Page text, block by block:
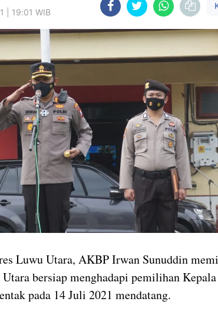
| 19:01 WIB
Luwu Utara, AKBP Irwan Sunuddin
bersiap menghadapi pemilihan Kepala
pada 14 Juli 2021 mendatang.